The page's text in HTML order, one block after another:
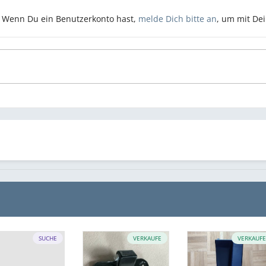
Du ein Benutzerkonto hast, melde Dich bitte an, um mit
SUCHE VERKAUFE VERKAUFE